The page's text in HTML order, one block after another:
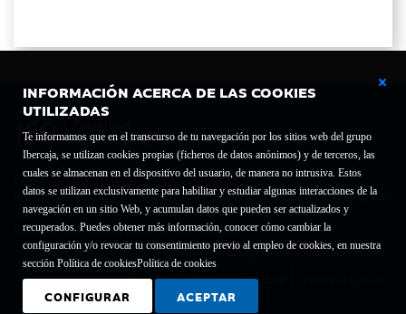
INFORMACIÓN ACERCA DE LAS COOKIES
UTILIZADAS
Te informamos que en el transcurso de tu navegación por los sitios web del grupo
Ibercaja, se utilizan cookies propias (ficheros de datos anónimos) y de terceros, las
cuales se almacenan en el dispositivo del usuario, de manera no intrusiva. Estos
datos se utilizan exclusivamente para habilitar y estudiar algunas interacciones de la
navegación en un sitio Web, y acumulan datos que pueden ser actualizados y
recuperados. Puedes obtener más información, conocer cómo cambiar la
configuración y/o revocar tu consentimiento previo al empleo de cookies, en nuestra
sección Política de cookiesPolítica de cookies
CONFIGURAR ACEPTAR
Fundación Bancaria Ibercaja C.I.F. G-50000652.
Inscrita en el Registro de Fundaciones del Mº de Educación, Cultura y Deporte con el nº
1689.
Domicilio social: Joaquín Costa, 13. 50001 Zaragoza.
Contacto
Declaración de accesibilidad
Aviso legal Política de privacidad